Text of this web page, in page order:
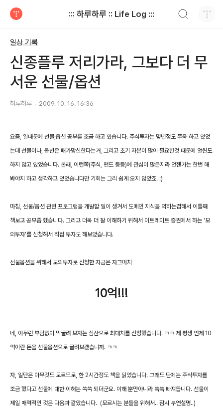
::: 하루하루 :: Life Log :::
일상 기록
신종플루 저리가라, 그보다 더 무
서운 선물/옵션
하루하루 2009. 10. 16. 16:36
요즘, 일때문에 선물,옵션 공부를 조금 하고 있습니다. 주식투자는 몇년정도 쭈욱 하고 있었
는데 선물이나, 옵션은 패가망신한다는거, 그리고 초기 자본이 많이 필요한것 때문에 얼씬도
하지 않고 있었습니다. 본래, 이런쪽(주식, 펀드 등등)에 관심이 많은지라 언젠가는 한번 해
봐야지 하고 생각하고 있었습니다만 기회는 그리 쉽게 오지 않았죠. :)
마침, 선물/옵션 관련 프로그램을 개발할 일이 생겨서 도메인 지식을 익히는겸해서 이틀째
책보고 공부좀 헀습니다. 그리고 더욱 더 잘 이해하기 위해서 이트레이트 증권에서 하는 '모
의투자'를 신청해서 직접 투자도 해보았습니다.
선물옵션을 위해서 모의투자로 신청한 자금은 자그마치
10억!!!
네, 아무런 부담없이 막굴려 보자는 심산으로 최대치를 신청했습니다. ㅋㅋ 제 평생 언제 10
억이란 돈을 선물옵션으로 굴려보겠습니까. ㅋㅋ
자, 일단은 아무것도 모르므로, 한 2시간정도 책을 읽었습니다. 그래도 딴에는 주식투자를
조금 했다고 선물에 대한 이해는 쏙쏙 되더군요. 이해 뿐만아니라 쑥쑥 빠져듭니다. 선물이
제일 매력적인 것은 다음과 같았습니다. (모르시는 분들을 위해서.. 잠시 부연설명..)